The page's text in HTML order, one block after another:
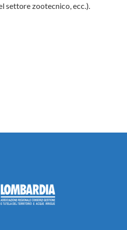
settore zootecnico, ecc.).